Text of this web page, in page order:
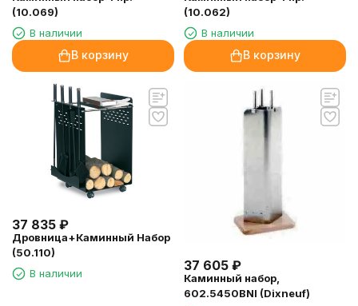
(10.069)
В наличии
В корзину
(10.062)
В наличии
В корзину
37 835 ₽
Дровница+Каминный Набор
(50.110)
В наличии
37 605 ₽
Каминный набор,
602.5450BNI (Dixneuf)